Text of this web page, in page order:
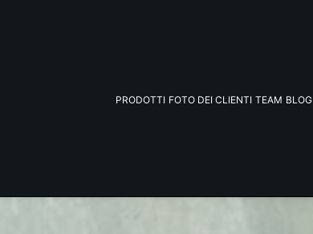
PRODOTTI FOTO DEI CLIENTI TEAM BLOG